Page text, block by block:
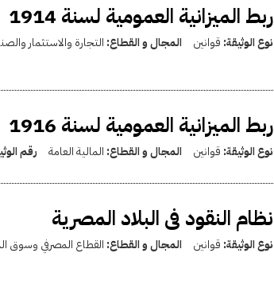
ربط الميزانية العمومية لسنة 1914
نوع الوثيقة: قوانين المجال و القطاع: التجارة والاستثمار
ربط الميزانية العمومية لسنة 1916
نوع الوثيقة: قوانين المجال و القطاع: المالية العامة رقم
نظام النقود فى البلاد المصرية
نوع الوثيقة: قوانين المجال و القطاع: القطاع المصرفي وسوق